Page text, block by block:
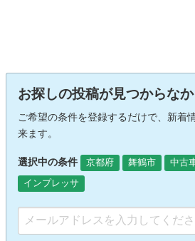
お探しの投稿が見つからな
ご希望の条件を登録するだけで、新着
来ます。
選択中の条件 京都府 舞鶴市 中古
インプレッサ